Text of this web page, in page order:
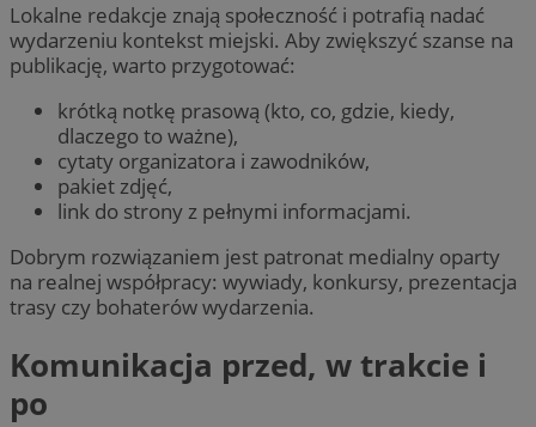
Lokalne redakcje znają społeczność i potrafią nadać
wydarzeniu kontekst miejski. Aby zwiększyć szanse na
publikację, warto przygotować:
krótką notkę prasową (kto, co, gdzie, kiedy,
dlaczego to ważne),
cytaty organizatora i zawodników,
pakiet zdjęć,
link do strony z pełnymi informacjami.
Dobrym rozwiązaniem jest patronat medialny oparty
na realnej współpracy: wywiady, konkursy, prezentacja
trasy czy bohaterów wydarzenia.
Komunikacja przed, w trakcie i
po